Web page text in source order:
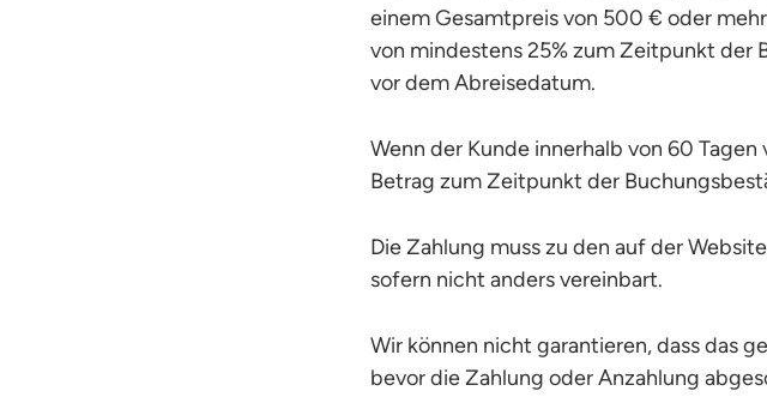
einem Gesamtpreis von 500 € oder
von mindestens 25% zum Zeitpunkt der
vor dem Abreisedatum.
Wenn der Kunde innerhalb von 60
Betrag zum Zeitpunkt der
Die Zahlung muss zu den auf der
sofern nicht anders vereinbart.
Wir können nicht garantieren, dass das
bevor die Zahlung oder Anzahlung